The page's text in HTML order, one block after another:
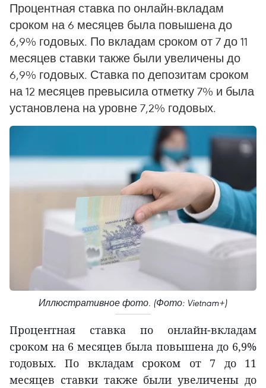
Процентная ставка по онлайн-вкладам
сроком на 6 месяцев была повышена до
6,9% годовых. По вкладам сроком от 7 до 11
месяцев ставки также были увеличены до
6,9% годовых. Ставка по депозитам сроком
на 12 месяцев превысила отметку 7% и была
установлена на уровне 7,2% годовых.
Иллюстративное фото. (Фото: Vietnam+)
Процентная ставка по онлайн-вкладам
сроком на 6 месяцев была повышена до 6,9%
годовых. По вкладам сроком от 7 до 11
месяцев ставки также были увеличены до